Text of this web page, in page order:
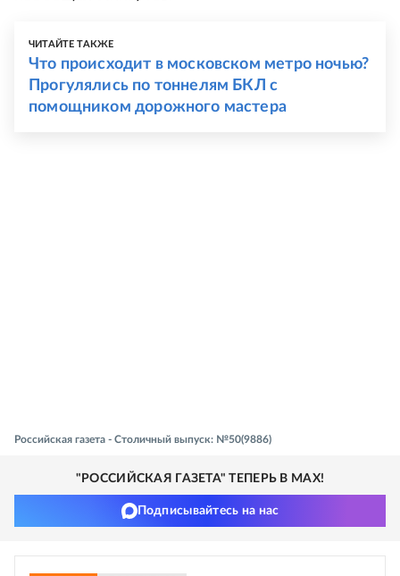
ЧИТАЙТЕ ТАКЖЕ
Что происходит в московском метро ночью?
Прогулялись по тоннелям БКЛ с
помощником дорожного мастера
Российская газета - Столичный выпуск: №50(9886)
"РОССИЙСКАЯ ГАЗЕТА" ТЕПЕРЬ В MAX!
Подписывайтесь на нас